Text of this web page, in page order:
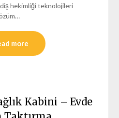
hekimliği teknolojileri
more
Kabini – Evde